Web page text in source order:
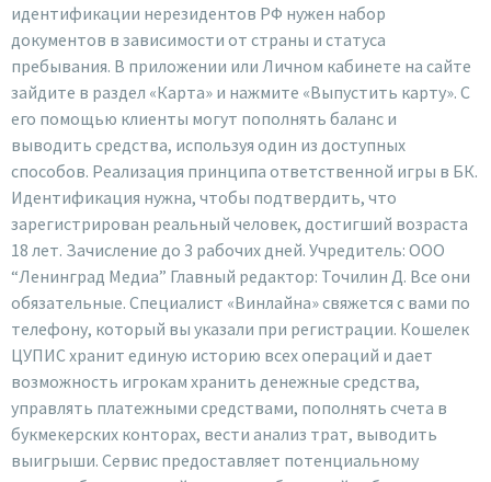
идентификации нерезидентов РФ нужен набор
документов в зависимости от страны и статуса
пребывания. В приложении или Личном кабинете на сайте
зайдите в раздел «Карта» и нажмите «Выпустить карту». С
его помощью клиенты могут пополнять баланс и
выводить средства, используя один из доступных
способов. Реализация принципа ответственной игры в БК.
Идентификация нужна, чтобы подтвердить, что
зарегистрирован реальный человек, достигший возраста
18 лет. Зачисление до 3 рабочих дней. Учредитель: ООО
“Ленинград Медиа” Главный редактор: Точилин Д. Все они
обязательные. Специалист «Винлайна» свяжется с вами по
телефону, который вы указали при регистрации. Кошелек
ЦУПИС хранит единую историю всех операций и дает
возможность игрокам хранить денежные средства,
управлять платежными средствами, пополнять счета в
букмекерских конторах, вести анализ трат, выводить
выигрыши. Сервис предоставляет потенциальному